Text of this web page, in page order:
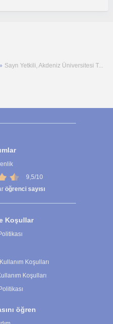
Sayn Yetkili, Akdeniz Üniversitesi T...
9,5/10
öğrenci sayısı
Koşullar
Koşulları
Koşulları
öğren